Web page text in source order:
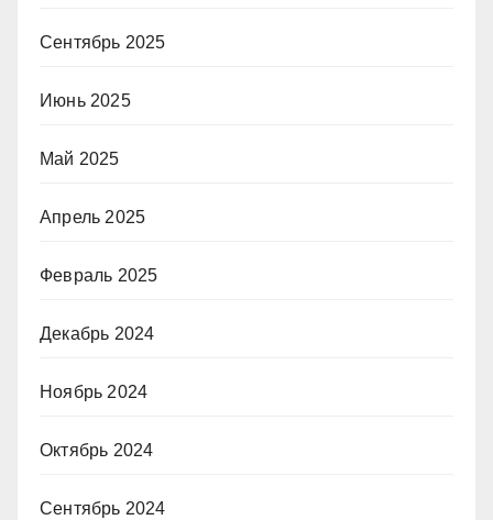
Сентябрь 2025
Июнь 2025
Май 2025
Апрель 2025
Февраль 2025
Декабрь 2024
Ноябрь 2024
Октябрь 2024
Сентябрь 2024